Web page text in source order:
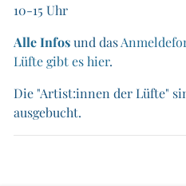
10-15 Uhr
Alle Infosund das
Lüfte gibt es hier.
Die "Artist:innen der Lüfte"
ausgebucht.